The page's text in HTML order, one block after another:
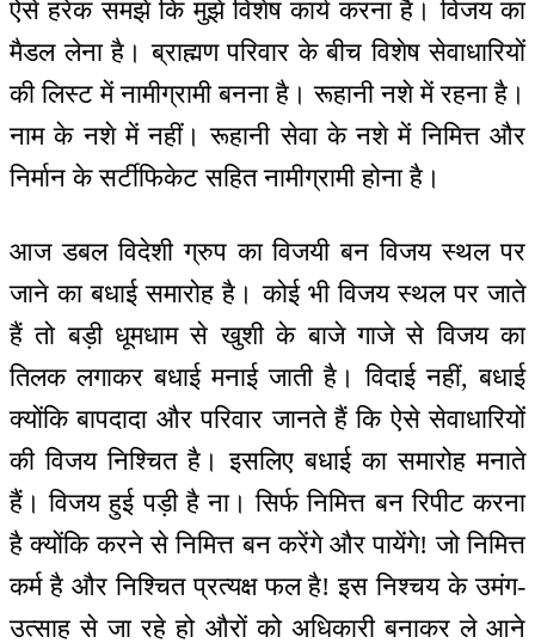
ऐसे हरेक समझे कि मुझे विशेष कार्य करना है। विजय का
मैडल लेना है। ब्राह्मण परिवार के बीच विशेष सेवाधारियों
की लिस्ट में नामीग्रामी बनना है। रूहानी नशे में रहना है।
नाम के नशे में नहीं। रूहानी सेवा के नशे में निमित्त और
निर्मान के सर्टीफिकेट सहित नामीग्रामी होना है।
आज डबल विदेशी ग्रुप का विजयी बन विजय स्थल पर
जाने का बधाई समारोह है। कोई भी विजय स्थल पर जाते
हैं तो बड़ी धूमधाम से खुशी के बाजे गाजे से विजय का
तिलक लगाकर बधाई मनाई जाती है। विदाई नहीं, बधाई
क्योंकि बापदादा और परिवार जानते हैं कि ऐसे सेवाधारियों
की विजय निश्चित है। इसलिए बधाई का समारोह मनाते
हैं। विजय हुई पड़ी है ना। सिर्फ निमित्त बन रिपीट करना
है क्योंकि करने से निमित्त बन करेंगे और पायेंगे! जो निमित्त
कर्म है और निश्चित प्रत्यक्ष फल है! इस निश्चय के उमंग-
उत्साह से जा रहे हो औरों को अधिकारी बनाकर ले आने